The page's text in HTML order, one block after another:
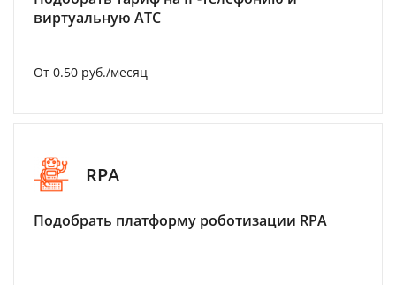
виртуальную АТС
От 0.50 руб./месяц
RPA
Подобрать платформу роботизации RPA